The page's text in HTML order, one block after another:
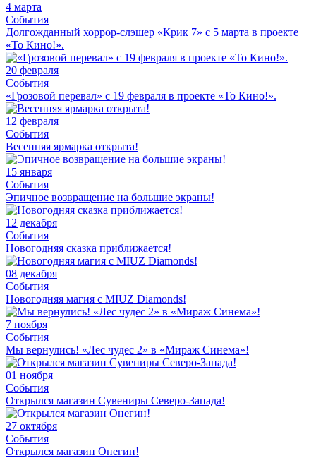
4 марта
События
Долгожданный хоррор-слэшер «Крик 7» с 5 марта в проекте
«То Кино!».
20 февраля
События
«Грозовой перевал» с 19 февраля в проекте «То Кино!».
12 февраля
События
Весенняя ярмарка открыта!
15 января
События
Эпичное возвращение на большие экраны!
12 декабря
События
Новогодняя сказка приближается!
08 декабря
События
Новогодняя магия с MIUZ Diamonds!
7 ноября
События
Мы вернулись! «Лес чудес 2» в «Мираж Синема»!
01 ноября
События
Открылся магазин Сувениры Северо-Запада!
27 октября
События
Открылся магазин Онегин!